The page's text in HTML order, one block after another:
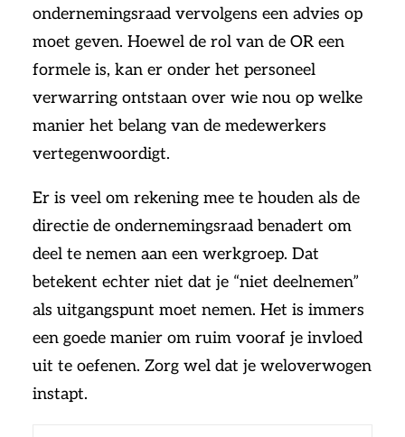
ondernemingsraad vervolgens een advies op
moet geven. Hoewel de rol van de OR een
formele is, kan er onder het personeel
verwarring ontstaan over wie nou op welke
manier het belang van de medewerkers
vertegenwoordigt.
Er is veel om rekening mee te houden als de
directie de ondernemingsraad benadert om
deel te nemen aan een werkgroep. Dat
betekent echter niet dat je “niet deelnemen”
als uitgangspunt moet nemen. Het is immers
een goede manier om ruim vooraf je invloed
uit te oefenen. Zorg wel dat je weloverwogen
instapt.